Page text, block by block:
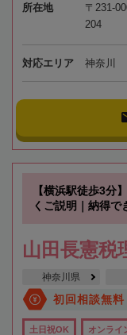
所在地
〒231-
204
対応エリア 神奈川
【横浜駅徒歩3分
くご説明｜納得
山田長憲税
神奈川県
初回相談無料
土日祝OK オンライ